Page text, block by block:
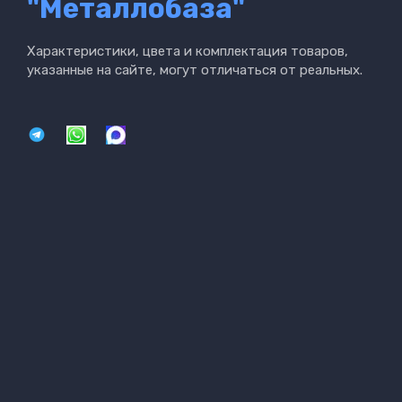
"Металлобаза"
Характеристики, цвета и комплектация товаров,
указанные на сайте, могут отличаться от реальных.